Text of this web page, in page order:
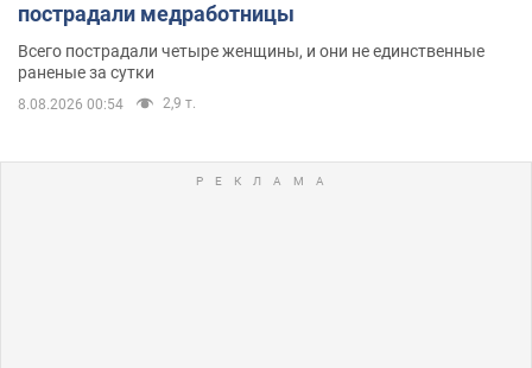
пострадали медработницы
Всего пострадали четыре женщины, и они не единственные
раненые за сутки
8.08.2026 00:54 2,9 т.